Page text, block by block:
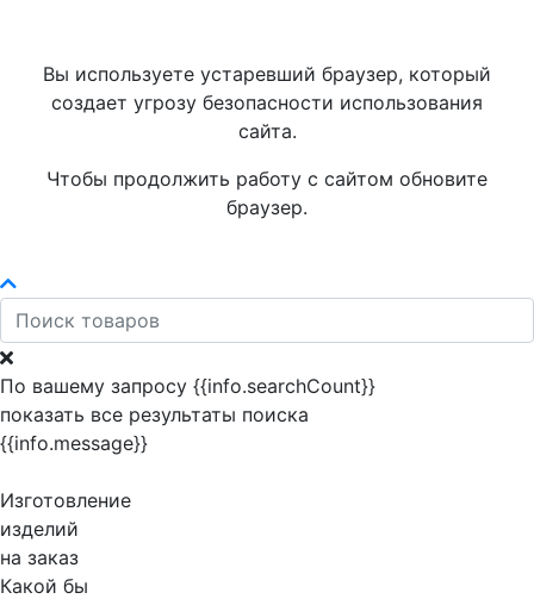
Вы используете устаревший браузер, который
создает угрозу безопасности использования
сайта.
Чтобы продолжить работу с сайтом обновите
браузер.
По вашему запросу {{info.searchCount}}
показать все результаты поиска
{{info.message}}
Изготовление
изделий
на заказ
Какой бы